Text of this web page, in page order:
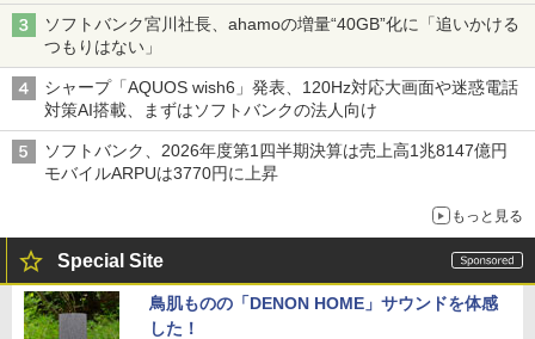
ソフトバンク宮川社長、ahamoの増量“40GB”化に「追いかける
つもりはない」
シャープ「AQUOS wish6」発表、120Hz対応大画面や迷惑電話
対策AI搭載、まずはソフトバンクの法人向け
ソフトバンク、2026年度第1四半期決算は売上高1兆8147億円
モバイルARPUは3770円に上昇
もっと見る
Special Site
鳥肌ものの「DENON HOME」サウンドを体感
した！